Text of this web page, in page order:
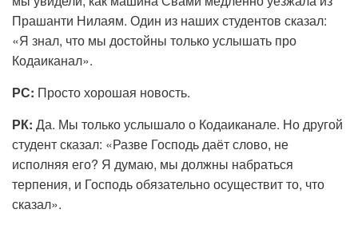
Прашанти Нилаям. Один из наших студентов сказал:
«Я знал, что мы достойны только услышать про
Кодаиканал».
РС: Просто хорошая новость.
РК: Да. Мы только услышало о Кодаиканале. Но другой
студент сказал: «Разве Господь даёт слово, не
исполняя его? Я думаю, мы должны набраться
терпения, и Господь обязательно осуществит то, что
сказал».